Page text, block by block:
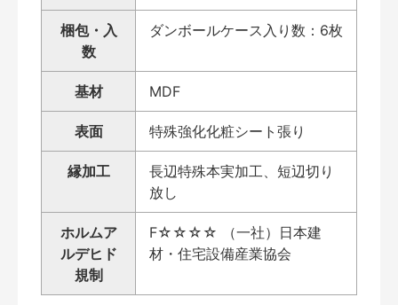
梱包・入
数
ダンボールケース入り数：6枚
基材 MDF
表面 特殊強化化粧シート張り
縁加工
長辺特殊本実加工、短辺切り
放し
ホルムア
ルデヒド
規制
F☆☆☆☆ （一社）日本建
材・住宅設備産業協会